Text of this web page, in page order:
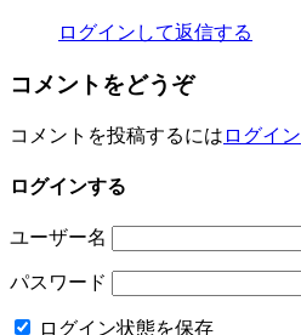
ログインして返信する
コメントをどうぞ
コメントを投稿するには ログイン
ログインする
ユーザー名
パスワード
ログイン状態を保存